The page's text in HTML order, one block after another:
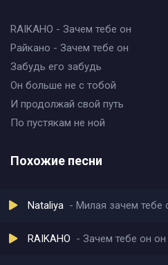
RAIKAHO - Зачем тебе он
Райкано - Зачем тебе он
Забудь его забудь
Он больше не с тобой
И продолжай свой путь
По пустякам не ной
Похожие песни
Nataliya Милая зачем тебе
RAIKAHO Зачем тебе он